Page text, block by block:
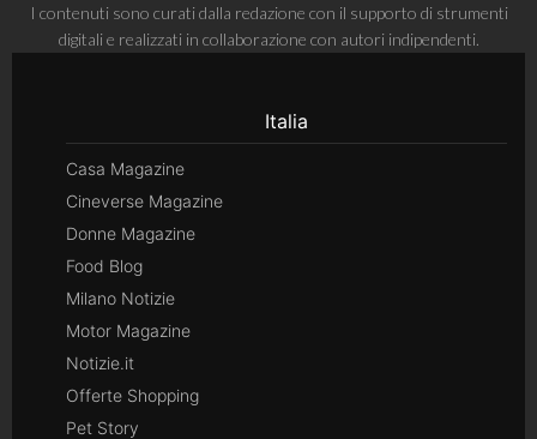
I contenuti sono curati dalla redazione con il supporto di strumenti
digitali e realizzati in collaborazione con autori indipendenti.
Italia
Casa Magazine
Cineverse Magazine
Donne Magazine
Food Blog
Milano Notizie
Motor Magazine
Notizie.it
Offerte Shopping
Pet Story